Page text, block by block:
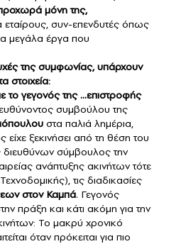
μόνη της,
εταίρους, συν-επενδυτές όπως
μεγάλα έργα που
της συμφωνίας, υπάρχουν
στοιχεία:
το γεγονός της …επιστροφής
συμβούλου της
στα παλιά λημέρια,
ξεκινήσει από τη θέση του
σύμβουλος την
ανάπτυξης ακινήτων τότε
τις διαδικασίες
στον Καμπά. Γεγονός
πράξη και κάτι ακόμη για την
Το μακρύ χρονικό
όταν πρόκειται για πιο